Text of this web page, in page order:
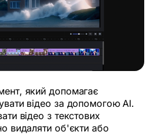
який допомагає
відео за допомогою AI.
відео з текстових
видаляти об'єкти або